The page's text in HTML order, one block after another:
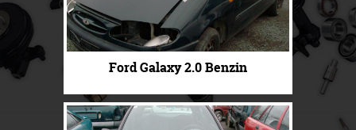
Ford Galaxy 2.0 Benzin